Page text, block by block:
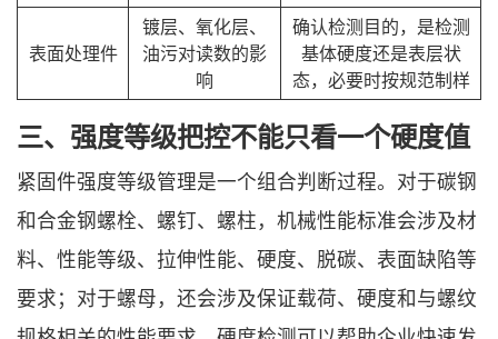
表面处理件
镀层、氧化层、
油污对读数的影
响
确认检测目的，是检测
基体硬度还是表层状
态，必要时按规范制样
三、强度等级把控不能只看一个硬度值
紧固件强度等级管理是一个组合判断过程。对于碳钢
和合金钢螺栓、螺钉、螺柱，机械性能标准会涉及材
料、性能等级、拉伸性能、硬度、脱碳、表面缺陷等
要求；对于螺母，还会涉及保证载荷、硬度和与螺纹